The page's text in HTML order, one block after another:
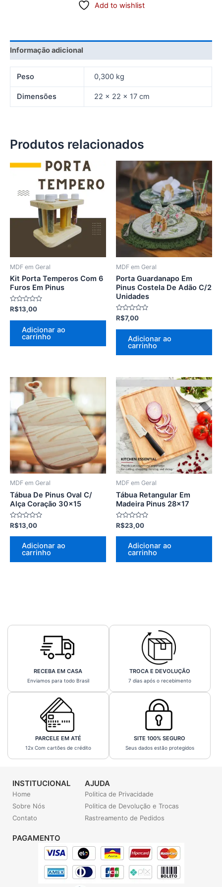
Add to wishlist
Informação adicional
Peso 0,300 kg
Dimensões 22 × 22 × 17 cm
Produtos relacionados
MDF em Geral
Kit Porta Temperos Com 6
Furos Em Pinus
Avaliação
de
R$13,00
Adicionar ao
carrinho
MDF em Geral
Porta Guardanapo Em
Pinus Costela De Adão C/2
Unidades
Avaliação
de
R$7,00
Adicionar ao
carrinho
MDF em Geral
Tábua De Pinus Oval C/
Alça Coração 30×15
Avaliação
0
de
R$13,00
Adicionar ao
carrinho
MDF em Geral
Tábua Retangular Em
Madeira Pinus 28×17
Avaliação
0
de
R$23,00
Adicionar ao
carrinho
RECEBA EM CASA
Enviamos para todo Brasil
TROCA E DEVOLUÇÃO
7 dias após o recebimento
PARCELE EM ATÉ
12x Com cartões de crédito
SITE 100% SEGURO
Seus dados estão protegidos
INSTITUCIONAL
Home
Sobre Nós
Contato
AJUDA
Politica de Privacidade
Politica de Devolução e Trocas
Rastreamento de Pedidos
PAGAMENTO